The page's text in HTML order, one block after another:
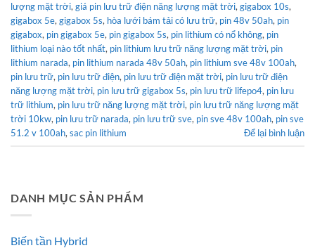
lượng mặt trời,giá pin lưu trữ điện năng lượng mặt trời,gigabox 10s,
gigabox 5e,gigabox 5s, hòa lưới bám tải có lưu trữ, pin 48v 50ah, pin
gigabox, pin gigabox 5e, pin gigabox 5s, pin lithium có nổ không, pin
lithium loại nào tốt nhất, pin lithium lưu trữ năng lượng mặt trời, pin
lithium narada, pin lithium narada 48v 50ah, pin lithium sve 48v 100ah,
pin lưu trữ, pin lưu trữ điện, pin lưu trữ điện mặt trời, pin lưu trữ điện
năng lượng mặt trời, pin lưu trữ gigabox 5s, pin lưu trữ lifepo4, pin lưu
trữ lithium, pin lưu trữ năng lượng mặt trời, pin lưu trữ năng lượng mặt
trời 10kw, pin lưu trữ narada, pin lưu trữ sve, pin sve 48v 100ah, pin sve
51.2 v 100ah,sac pin lithium Để lại bình luận
DANH MỤC SẢN PHẨM
Biến tần Hybrid